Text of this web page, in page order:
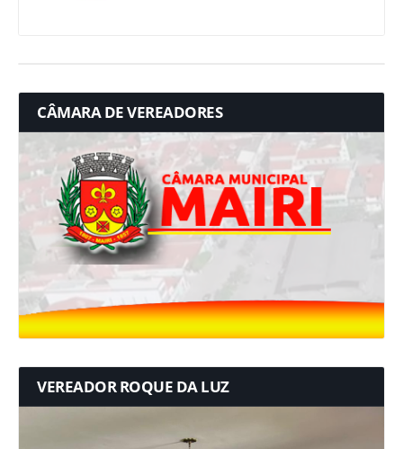
CÂMARA DE VEREADORES
VEREADOR ROQUE DA LUZ